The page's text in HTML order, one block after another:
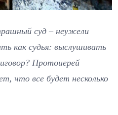
суд – неужели
как судья: выслушивать
Протоиерей
что все будет несколько